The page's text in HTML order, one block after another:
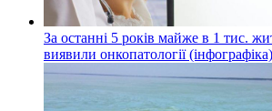
За останні 5 років майже в 1 тис.
виявили онкопатології (інфографіка)